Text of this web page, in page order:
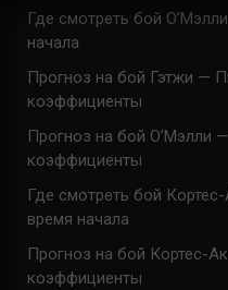
Где смотреть бой
начала
Прогноз на бой Гэтжи —
коэффициенты
Прогноз на бой О’Мэлли
коэффициенты
Где смотреть бой
время начала
Прогноз на бой Кортес-
коэффициенты